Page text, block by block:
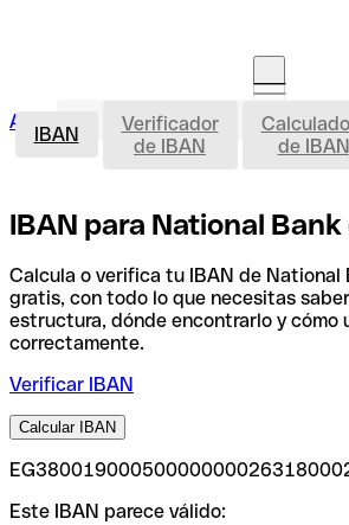
Acceso clientesAbrir cuenta IBAN
IBAN
Verificador
de IBAN
de IBAN
IBAN para National
Calcula o verifica tu IBAN de National
gratis, con todo lo que necesitas
estructura, dónde encontrarlo y cómo
correctamente.
Verificar IBAN
Calcular IBAN
Este IBAN parece válido: